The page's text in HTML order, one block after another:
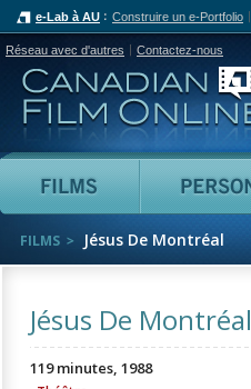
e-Lab à AU Construire un e-Portfolio
Réseau avec d'autres Contactez-nous
Films
FILMS Jésus De Montréal
Jésus De Montréal
119 minutes, 1988